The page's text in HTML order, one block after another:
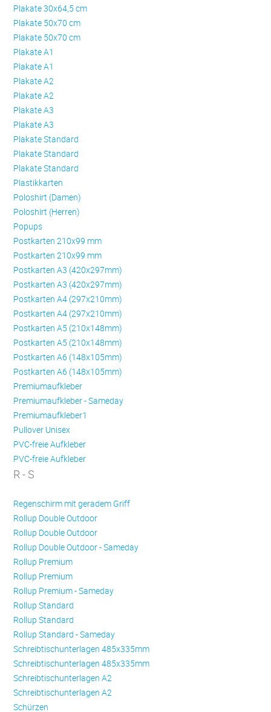
Plakate 30x64,5 cm
Plakate 50x70 cm
Plakate 50x70 cm
Plakate A1
Plakate A1
Plakate A2
Plakate A2
Plakate A3
Plakate A3
Plakate Standard
Plakate Standard
Plakate Standard
Plastikkarten
Poloshirt (Damen)
Poloshirt (Herren)
Popups
Postkarten 210x99 mm
Postkarten 210x99 mm
Postkarten A3 (420x297mm)
Postkarten A3 (420x297mm)
Postkarten A4 (297x210mm)
Postkarten A4 (297x210mm)
Postkarten A5 (210x148mm)
Postkarten A5 (210x148mm)
Postkarten A6 (148x105mm)
Postkarten A6 (148x105mm)
Premiumaufkleber
Premiumaufkleber - Sameday
Premiumaufkleber1
Pullover Unisex
PVC-freie Aufkleber
PVC-freie Aufkleber
R - S
Regenschirm mit geradem Griff
Rollup Double Outdoor
Rollup Double Outdoor
Rollup Double Outdoor - Sameday
Rollup Premium
Rollup Premium
Rollup Premium - Sameday
Rollup Standard
Rollup Standard
Rollup Standard - Sameday
Schreibtischunterlagen 485x335mm
Schreibtischunterlagen 485x335mm
Schreibtischunterlagen A2
Schreibtischunterlagen A2
Schürzen